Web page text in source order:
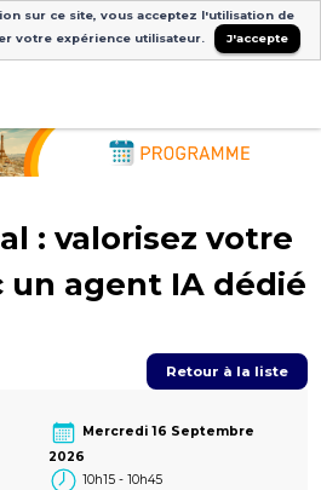
: valorisez votre
un agent IA dédié
Retour à la liste
Mercredi 16 Septembre
2026
10h15 - 10h45
sur ce site, vous acceptez l'utilisation de
votre expérience utilisateur.
J'accepte